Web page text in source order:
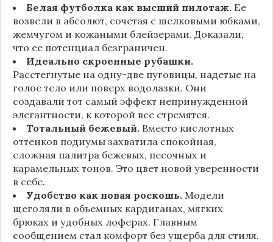
Белая футболка как высший пилотаж. Ее
возвели в абсолют, сочетая с шелковыми юбками,
жемчугом и кожаными блейзерами. Доказали,
что ее потенциал безграничен.
Идеально скроенные рубашки.
Расстегнутые на одну-две пуговицы, надетые на
голое тело или поверх водолазки. Они
создавали тот самый эффект непринужденной
элегантности, к которой все стремятся.
Тотальный бежевый. Вместо кислотных
оттенков подиумы захватила спокойная,
сложная палитра бежевых, песочных и
карамельных тонов. Это цвет новой уверенности
в себе.
Удобство как новая роскошь. Модели
щеголяли в объемных кардиганах, мягких
брюках и удобных лоферах. Главным
сообщением стал комфорт без ущерба для стиля.